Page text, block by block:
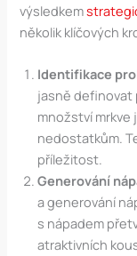
výsledkem
několik klíčových
Identifikace
jasně definovat
množství mrkve
nedostatkům.
příležitost.
Generování
a generování
s nápadem
atraktivních